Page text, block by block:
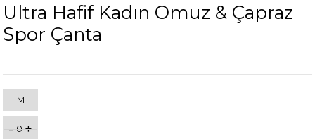
Ultra Hafif Kadın Omuz & Çapraz
Spor Çanta
M
- 0 +